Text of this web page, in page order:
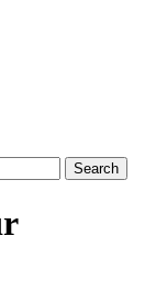
Search